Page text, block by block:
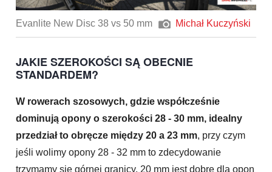
Evanlite New Disc 38 vs 50 mm Michał Kuczyński
JAKIE SZEROKOŚCI SĄ OBECNIE
STANDARDEM?
W rowerach szosowych, gdzie współcześnie
dominują opony o szerokości 28 - 30 mm, idealny
przedział to obręcze między 20 a 23 mm, przy czym
jeśli wolimy opony 28 - 32 mm to zdecydowanie
trzymamy się górnej granicy. 20 mm jest dobre dla opon